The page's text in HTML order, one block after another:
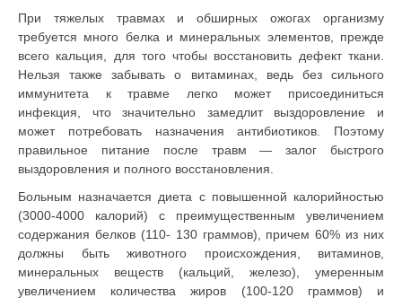
При тяжелых травмах и обширных ожогах организму
требуется много белка и минеральных элементов, прежде
всего кальция, для того чтобы восстановить дефект ткани.
Нельзя также забывать о витаминах, ведь без сильного
иммунитета к травме легко может присоединиться
инфекция, что значительно замедлит выздоровление и
может потребовать назначения антибиотиков. Поэтому
правильное питание после травм — залог быстрого
выздоровления и полного восстановления.
Больным назначается диета с повышенной калорийностью
(3000-4000 калорий) с преимущественным увеличением
содержания белков (110- 130 граммов), причем 60% из них
должны быть животного происхождения, витаминов,
минеральных веществ (кальций, железо), умеренным
увеличением количества жиров (100-120 граммов) и